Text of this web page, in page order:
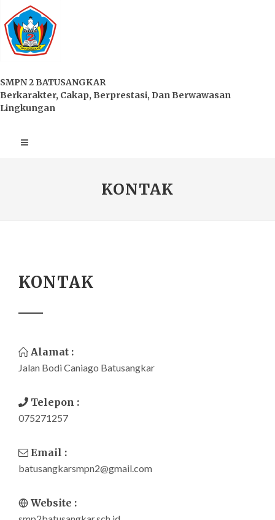
SMPN 2 BATUSANGKAR
Berkarakter, Cakap, Berprestasi, Dan Berwawasan
Lingkungan
KONTAK
KONTAK
Alamat :
Jalan Bodi Caniago Batusangkar
Telepon :
075271257
Email :
batusangkarsmpn2@gmail.com
Website :